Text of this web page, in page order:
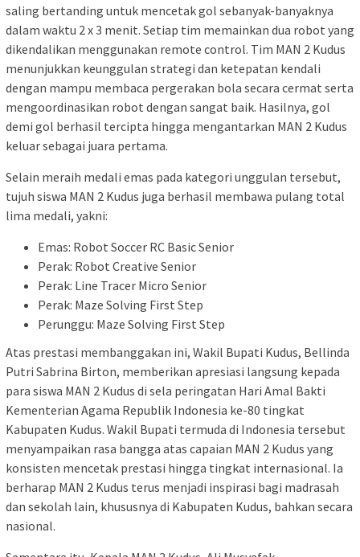
saling bertanding untuk mencetak gol sebanyak-banyaknya
dalam waktu 2 x 3 menit. Setiap tim memainkan dua robot yang
dikendalikan menggunakan remote control. Tim MAN 2 Kudus
menunjukkan keunggulan strategi dan ketepatan kendali
dengan mampu membaca pergerakan bola secara cermat serta
mengoordinasikan robot dengan sangat baik. Hasilnya, gol
demi gol berhasil tercipta hingga mengantarkan MAN 2 Kudus
keluar sebagai juara pertama.
Selain meraih medali emas pada kategori unggulan tersebut,
tujuh siswa MAN 2 Kudus juga berhasil membawa pulang total
lima medali, yakni:
Emas: Robot Soccer RC Basic Senior
Perak: Robot Creative Senior
Perak: Line Tracer Micro Senior
Perak: Maze Solving First Step
Perunggu: Maze Solving First Step
Atas prestasi membanggakan ini, Wakil Bupati Kudus, Bellinda
Putri Sabrina Birton, memberikan apresiasi langsung kepada
para siswa MAN 2 Kudus di sela peringatan Hari Amal Bakti
Kementerian Agama Republik Indonesia ke-80 tingkat
Kabupaten Kudus. Wakil Bupati termuda di Indonesia tersebut
menyampaikan rasa bangga atas capaian MAN 2 Kudus yang
konsisten mencetak prestasi hingga tingkat internasional. Ia
berharap MAN 2 Kudus terus menjadi inspirasi bagi madrasah
dan sekolah lain, khususnya di Kabupaten Kudus, bahkan secara
nasional.